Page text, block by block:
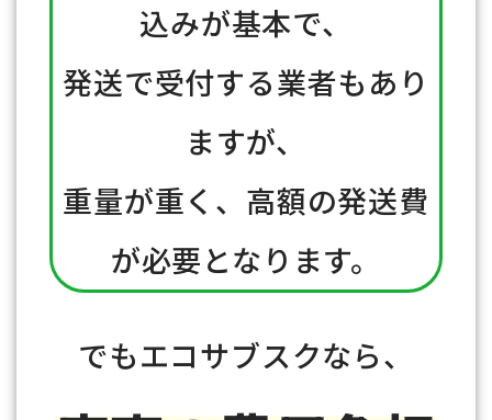
込みが基本で、
発送で受付する業者もあり
ますが、
重量が重く、高額の発送費
が必要となります。
でもエコサブスクなら、